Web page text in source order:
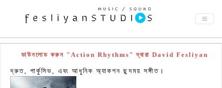
ডাউনলোড করুন "Action Rhythms" দ্বারা David Fesliyan
দ্রুত, পার্কুসিভ, এবং আধুনিক অ্যাকশন ছন্দময় সঙ্গীত।